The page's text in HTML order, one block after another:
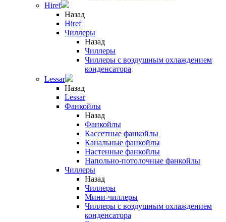
Hiref
Назад
Hiref
Чиллеры
Назад
Чиллеры
Чиллеры с воздушным охлаждением
конденсатора
Lessar
Назад
Lessar
Фанкойлы
Назад
Фанкойлы
Кассетные фанкойлы
Канальные фанкойлы
Настенные фанкойлы
Напольно-потолочные фанкойлы
Чиллеры
Назад
Чиллеры
Мини-чиллеры
Чиллеры с воздушным охлаждением
конденсатора